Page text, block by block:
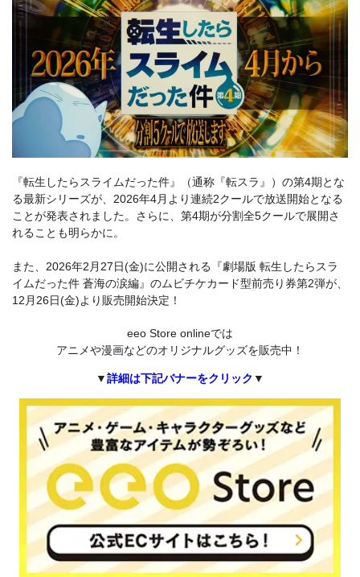
『転生したらスライムだった件』（通称『転スラ』）の第4期とな
る最新シリーズが、2026年4月より連続2クールで放送開始となる
ことが発表されました。さらに、第4期が分割全5クールで展開さ
れることも明らかに。
また、2026年2月27日(金)に公開される『劇場版 転生したらスラ
イムだった件 蒼海の涙編』のムビチケカード型前売り券第2弾が、
12月26日(金)より販売開始決定！
eeo Store onlineでは
アニメや漫画などのオリジナルグッズを販売中！
▼詳細は下記バナーをクリック ▼